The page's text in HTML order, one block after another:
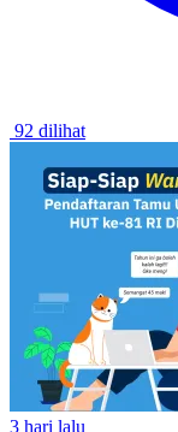
92 dilihat
3 hari lalu